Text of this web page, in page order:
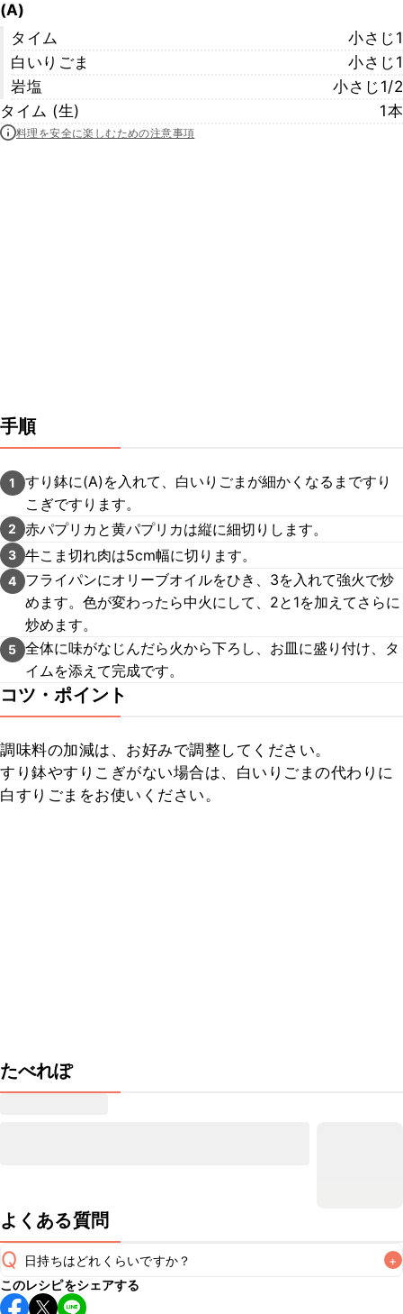
(A)
タイム
小さじ1
白いりごま
小さじ1
岩塩
小さじ1/2
タイム (生)
1本
料理を安全に楽しむための注意事項
手順
1
すり鉢に(A)を入れて、白いりごまが細かくなるまですり
こぎですります。
2 赤パプリカと黄パプリカは縦に細切りします。
3 牛こま切れ肉は5cm幅に切ります。
4
フライパンにオリーブオイルをひき、3を入れて強火で炒
めます。色が変わったら中火にして、2と1を加えてさらに
炒めます。
5 全体に味がなじんだら火から下ろし、お皿に盛り付け、タ
イムを添えて完成です。
コツ・ポイント
調味料の加減は、お好みで調整してください。
すり鉢やすりこぎがない場合は、白いりごまの代わりに
白すりごまをお使いください。
たべれぽ
よくある質問
Q 日持ちはどれくらいですか？ +
保存期間は冷蔵で翌日中が目安です。なるべくお早めにお召
このレシピをシェアする